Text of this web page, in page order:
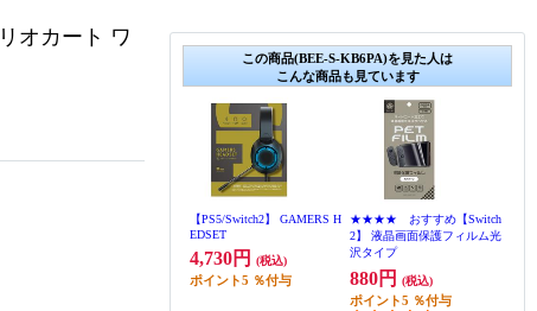
この商品(BEE-S-KB6PA)を見た人は
こんな商品も見ています
【PS5/Switch2】 GAMERS H
EDSET
4,730円 (税込)
ポイント5 ％付与
★★★★ おすすめ【Switch
2】 液晶画面保護フィルム光
沢タイプ
880円 (税込)
ポイント5 ％付与
オカート ワ